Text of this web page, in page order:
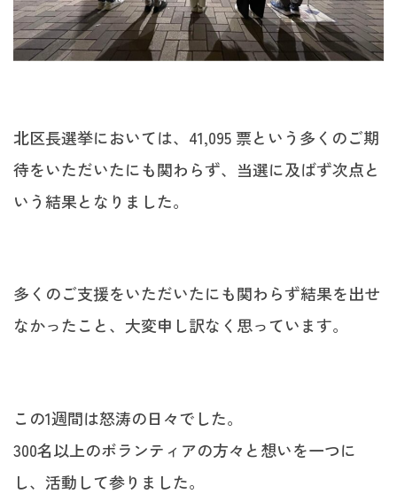
北区長選挙においては、41,095 票という多くのご期
待をいただいたにも関わらず、当選に及ばず次点と
いう結果となりました。
多くのご支援をいただいたにも関わらず結果を出せ
なかったこと、大変申し訳なく思っています。
この1週間は怒涛の日々でした。
300名以上のボランティアの方々と想いを一つに
し、活動して参りました。